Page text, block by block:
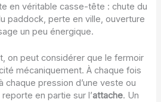
en véritable casse-tête : chute du
paddock, perte en ville, ouverture
un peu énergique.
on peut considérer que le fermoir
mécaniquement. À chaque fois
chaque pression d’une veste ou
en partie sur l’attache. Un